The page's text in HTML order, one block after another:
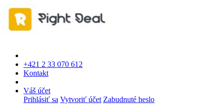
+421 2 33 070 612
Kontakt
Váš účet
Prihlásiť sa Vytvoriť účet Zabudnuté heslo